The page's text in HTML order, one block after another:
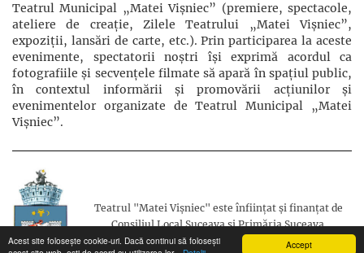
Accept
Acest site folosește cookie-uri. Dacă continui să folosești
Teatrul Municipal „Matei Vișniec” (premiere, spectacole,
ateliere de creație, Zilele Teatrului „Matei Vișniec”,
expoziții, lansări de carte, etc.). Prin participarea la aceste
evenimente, spectatorii noștri își exprimă acordul ca
fotografiile și secvențele filmate să apară în spațiul public,
în contextul informării și promovării acţiunilor şi
evenimentelor organizate de Teatrul Municipal „Matei
Vișniec”.
Teatrul "Matei Vișniec" este înființat și finanțat de
Consiliul Local Suceava și Primăria Suceava.